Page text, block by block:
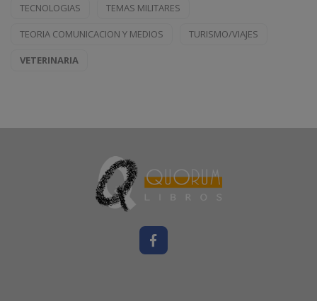
TECNOLOGIAS TEMAS MILITARES
TEORIA COMUNICACION Y MEDIOS TURISMO/VIAJES
VETERINARIA